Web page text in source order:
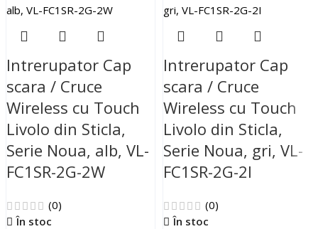
Trimite solicitarea
Intrerupator Cap
scara / Cruce
Wireless cu Touch
Livolo din Sticla,
Serie Noua, alb, VL-
FC1SR-2G-2W
(0)
În stoc
Intrerupator Cap
scara / Cruce
Wireless cu Touch
Livolo din Sticla,
Serie Noua, gri, VL-
FC1SR-2G-2I
(0)
În stoc